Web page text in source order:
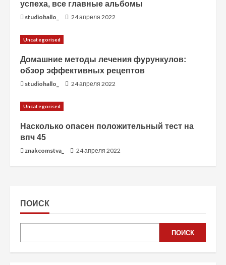
успеха, все главные альбомы
studiohallo_ 24 апреля 2022
Uncategorised
Домашние методы лечения фурункулов:
обзор эффективных рецептов
studiohallo_ 24 апреля 2022
Uncategorised
Насколько опасен положительный тест на
впч 45
znakcomstva_ 24 апреля 2022
ПОИСК
ПОИСК